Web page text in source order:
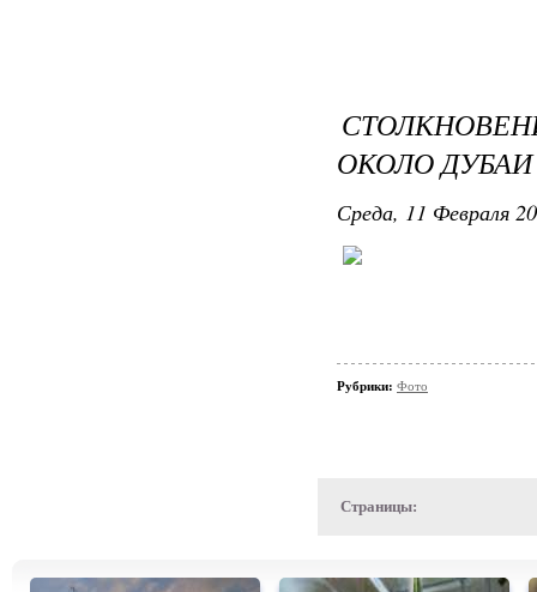
ОКОЛО ДУБАИ
Среда, 11 Февраля
Рубрики: Фото
Страницы: